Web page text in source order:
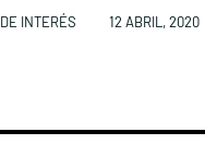
DE INTERÉS 12 ABRIL, 2020